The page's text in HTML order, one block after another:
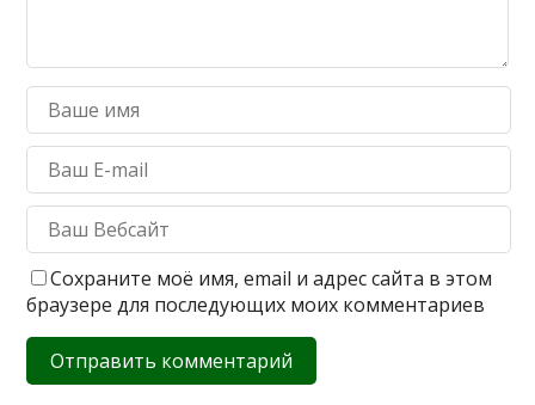
Сохраните моё имя, email и адрес сайта в этом
браузере для последующих моих комментариев